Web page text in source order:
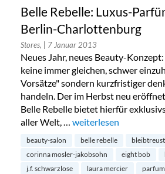
Belle Rebelle: Luxus-
Berlin-Charlottenburg
Stores, | 7 Januar 2013
Neues Jahr, neues Beauty-
keine immer gleichen, schwer
Vorsätze" sondern kurzfristiger
handeln. Der im Herbst neu
Belle Rebelle bietet hierfür
aller Welt, … „Belle Rebelle:
weiterlesen
beauty-salon belle rebelle
corinna mosler-jakobsohn
eight bob
j.f. schwarzlose
laura mercier